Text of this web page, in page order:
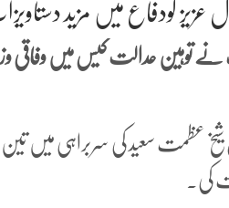
عزیز کودفاع میں مزید
نے توہین عدالت کیس میں وفاقی
عظمت سعید کی سربراہی میں تین
کی۔